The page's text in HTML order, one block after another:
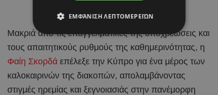
Μακριά από τις επαγγελματικές της υποχρεώσεις και
τους απαιτητικούς ρυθμούς της καθημερινότητας, η
Φαίη Σκορδά επέλεξε την Κύπρο για ένα μέρος των
καλοκαιρινών της διακοπών, απολαμβάνοντας
στιγμές ηρεμίας και ξεγνοιασιάς στην πανέμορφη
ΕΜΦΆΝΙΣΗ ΛΕΠΤΟΜΕΡΕΙΏΝ